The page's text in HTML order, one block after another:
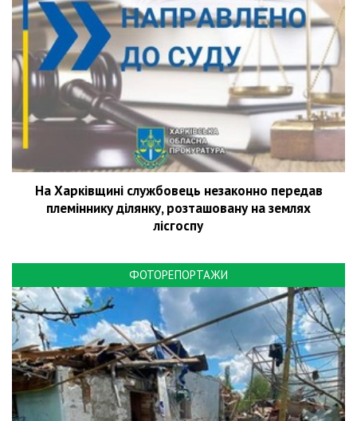
На Харківщині службовець незаконно передав
племіннику ділянку, розташовану на землях
лісгоспу
ФОТОРЕПОРТАЖИ